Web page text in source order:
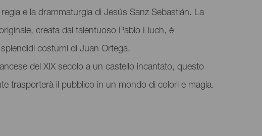
e la drammaturgia di Jesús Sanz Sebastián. La
creata dal talentuoso Pablo Lluch, è
costumi di Juan Ortega.
del XIX secolo a un castello incantato, questo
trasporterà il pubblico in un mondo di colori e magia.